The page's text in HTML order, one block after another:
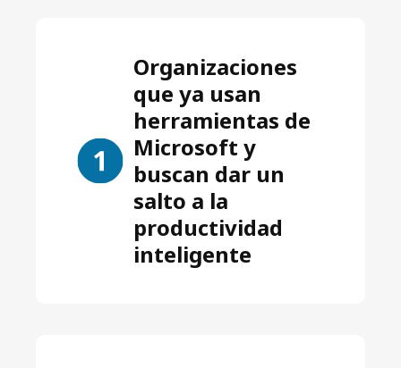
Organizaciones
que ya usan
herramientas de
Microsoft y
buscan dar un
salto a la
productividad
inteligente